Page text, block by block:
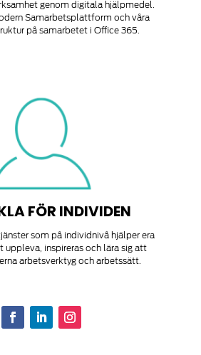
genom digitala hjälpmedel.
Samarbetsplattform och våra
på samarbetet i Office 365.
FÖR INDIVIDEN
som på individnivå hjälper era
uppleva, inspireras och lära sig att
arbetsverktyg och arbetssätt.